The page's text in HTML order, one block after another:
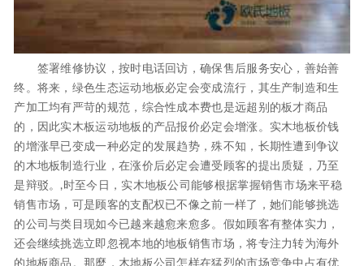
签署维修协议，按时电话回访，确保售后服务安心，善始善
终。将来，绿色生态运动地板必定会变成流行，其生产制造和生
产加工均有严苛的规范，综合性成本费也是远超别的板才商品
的，因此实木板运动地板的产品报价必定会增涨。实木地板价钱
的增涨早已变成一种必定的发展趋势，殊不知，长期性遭到争议
的木地板制造行业，在涨价后必定会遭受顾客的提出质疑，乃至
是辩驳。,时至今日，实木地板公司能够根据掌握销售市场来平稳
销售市场，可是顾客的支配权已不像之前一样了，她们能够挑选
的公司与类目现如今已越来越愈来愈多。假如顾客有整体实力，
还会继续挑选立即忽视本地的地板销售市场，将专注力转为海外
的地板商品。那麼，木地板公司怎样在猛烈的市场竞争中占有优